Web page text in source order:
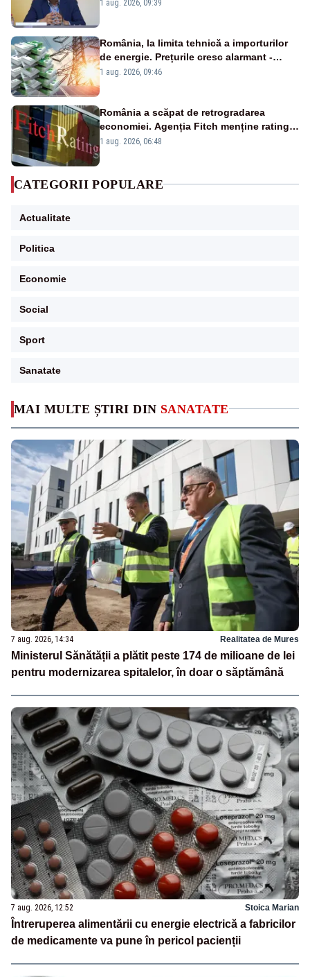
MAI MULTE ȘTIRI DIN SANATATE
7 aug. 2026, 14:34 Realitatea de Mures
Ministerul Sănătății a plătit peste 174 de milioane de lei
pentru modernizarea spitalelor, în doar o săptămână
7 aug. 2026, 12:52 Stoica Marian
Întreruperea alimentării cu energie electrică a fabricilor
de medicamente va pune în pericol pacienții
1 aug. 2026, 09:39
România, la limita tehnică a importurilor
de energie. Prețurile cresc alarmant -
Analiză Realitatea Plus
1 aug. 2026, 09:46
România a scăpat de retrogradarea
economiei. Agenția Fitch menține ratingul
„BBB-” cu perspectivă negativă
1 aug. 2026, 06:48
CATEGORII POPULARE
Actualitate
Politica
Economie
Social
Sport
Sanatate